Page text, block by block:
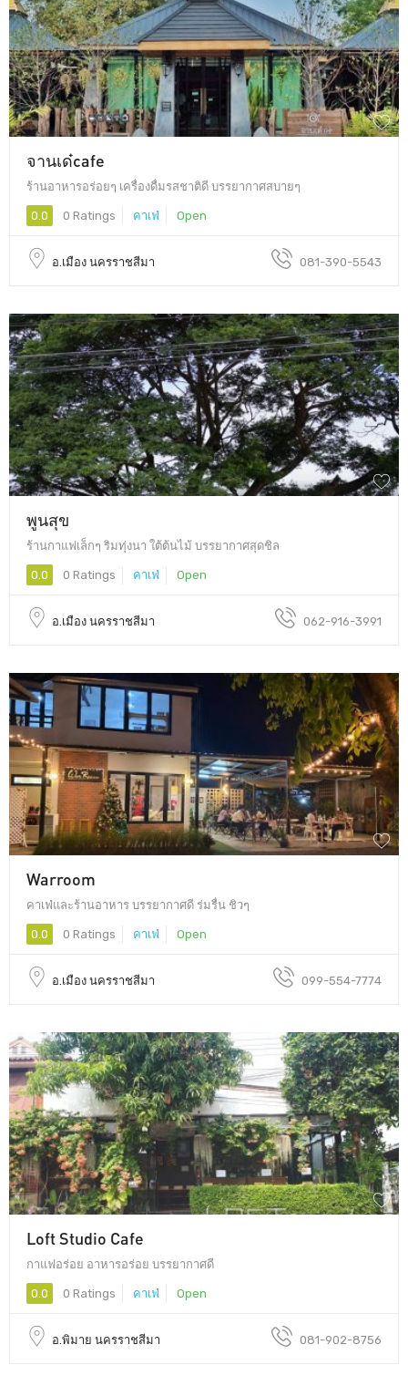
จานเด๋cafe
ร้านอาหารอร่อยๆ เครื่องดื่มรสชาติดี บรรยากาศสบายๆ
0.0 0 Ratings คาเฟ่ Open
อ.เมือง นครราชสีมา 081-390-5543
พูนสุข
ร้านกาแฟเล็กๆ ริมทุ่งนา ใต้ต้นไม้ บรรยากาศสุดชิล
0.0 0 Ratings คาเฟ่ Open
อ.เมือง นครราชสีมา 062-916-3991
Warroom
คาเฟ่และร้านอาหาร บรรยากาศดี ร่มรื่น ชิวๆ
0.0 0 Ratings คาเฟ่ Open
อ.เมือง นครราชสีมา 099-554-7774
Loft Studio Cafe
กาแฟอร่อย อาหารอร่อย บรรยากาศดี
0.0 0 Ratings คาเฟ่ Open
อ.พิมาย นครราชสีมา 081-902-8756